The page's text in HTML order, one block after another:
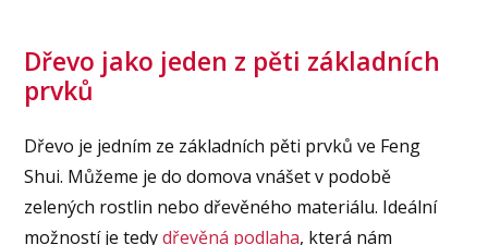
Dřevo jako jeden z pěti základních
prvků
Dřevo je jedním ze základních pěti prvků ve Feng
Shui. Můžeme je do domova vnášet v podobě
zelených rostlin nebo dřevěného materiálu. Ideální
možností je tedydřevěná podlaha, která nám